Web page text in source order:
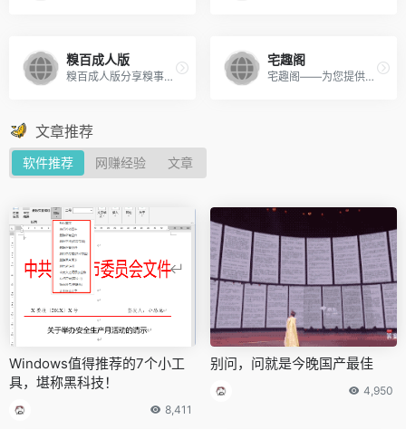
糗百成人版
糗百成人版分享糗事百科 成人版手机,糗事百科成人版手机,糗事百科成人版 成年,糗百 成人版,美女福利，动态图，gif,成年糗友都懂得！宗旨：为广大糗友谋福利！
宅趣阁
宅趣阁——为您提供最精品的宅男屌丝福利,内涵段子、搞笑图片、宅男动漫、ACG综合、美女套图、福利视频、制服诱惑、韩国女团、内衣模特、经典腿模、清纯系列,宅男福利吧是宅男必备!老司机推荐的宅男屌丝集聚地，看福利就上宅趣阁吧。
文章推荐
软件推荐 网赚经验 文章
Windows值得推荐的7个小工
具，堪称黑科技！
8,411
别问，问就是今晚国产最佳
4,950